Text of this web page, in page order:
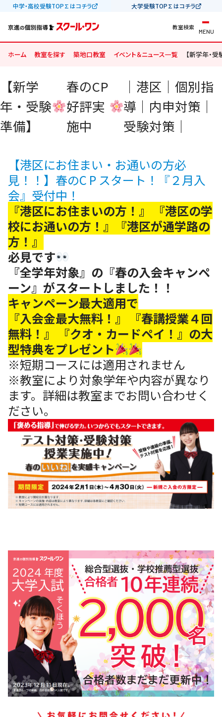
中学・高校受験TOP∑はコチラ 大学受験TOP∑はコチラ
教室検索
MENU
ホーム 教室を探す 築地口教室 イベント＆ニュース一覧 【新学年・受
【新学
年・受験
準備】
春のCP
好評実
施中
｜港区｜個別指
導｜内申対策｜
受験対策｜
【港区にお住まい・お通いの方必
見！！】春のC P スタート！『２月入
会』受付中！
『港区にお住まいの方！』
『港区の学
校にお通いの方！』
『港区が通学路の
方！』
必見です
『全学年対象』の『春の入会キャンペ
ーン』がスタートしました！！
キャンペーン最大適用で
『入会金最大無料！』 『春講授業４回
無料！』 『クオ・カードペイ！』の大
型特典をプレゼント
※短期コースには適用されません
※教室により対象学年や内容が異なり
ます。詳細は教室までお問い合わせく
ださい。